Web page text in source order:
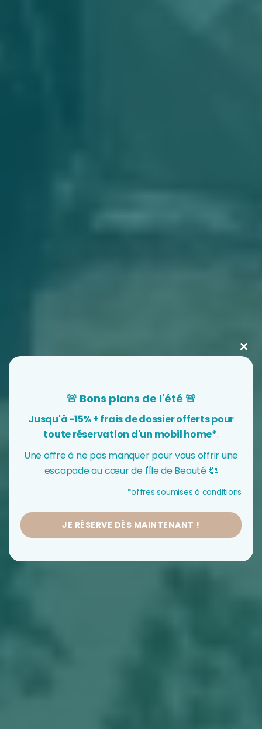
this
🚨 Bons plans de l'été 🚨
Jusqu'à -15% + frais de dossier offerts pour
toute réservation d'un mobil home*.
Une offre à ne pas manquer pour vous offrir une
escapade au cœur de l'Île de Beauté 💞
*​offres soumises à conditions
JE RÉSERVE DÈS MAINTENANT !